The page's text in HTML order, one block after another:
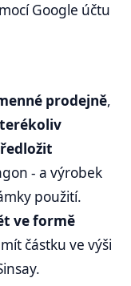
Google účtu
prodejně,
- a výrobek
použití.
ve formě
částku ve výši